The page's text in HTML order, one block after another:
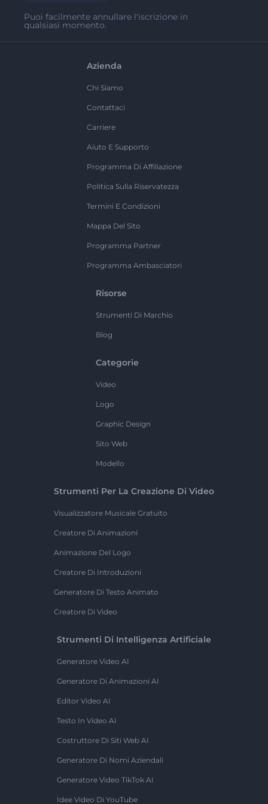
Puoi facilmente annullare l'iscrizione in
qualsiasi momento.
Azienda
Chi Siamo
Contattaci
Carriere
Aiuto E Supporto
Programma Di Affiliazione
Politica Sulla Riservatezza
Termini E Condizioni
Mappa Del Sito
Programma Partner
Programma Ambasciatori
Risorse
Strumenti Di Marchio
Blog
Categorie
Video
Logo
Graphic Design
Sito Web
Modello
Strumenti Per La Creazione Di Video
Visualizzatore Musicale Gratuito
Creatore Di Animazioni
Animazione Del Logo
Creatore Di Introduzioni
Generatore Di Testo Animato
Creatore Di Video
Strumenti Di Intelligenza Artificiale
Generatore Video AI
Generatore Di Animazioni AI
Editor Video AI
Testo In Video AI
Costruttore Di Siti Web AI
Generatore Di Nomi Aziendali
Generatore Video TikTok AI
Idee Video Di YouTube